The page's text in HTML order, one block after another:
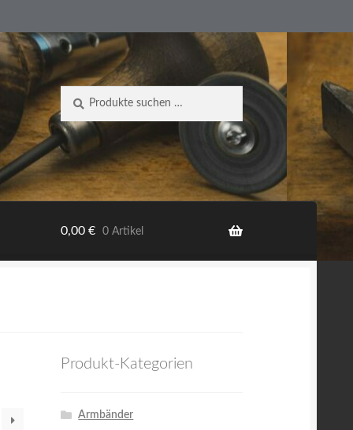
nach:
0,00 € 0 Artikel
Produkt-Kategorien
Armbänder